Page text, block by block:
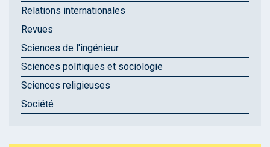
Relations internationales
Revues
Sciences de l'ingénieur
Sciences politiques et sociologie
Sciences religieuses
Société